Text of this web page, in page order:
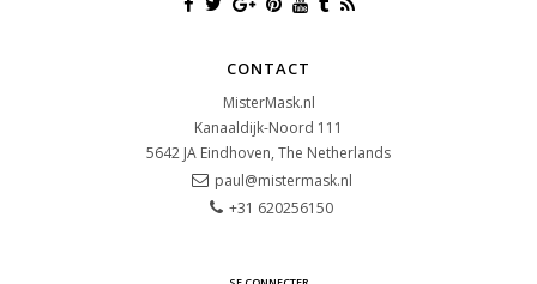
CONTACT
MisterMask.nl
Kanaaldijk-Noord 111
5642 JA Eindhoven, The Netherlands
paul@mistermask.nl
+31 620256150